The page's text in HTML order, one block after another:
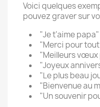
Voici quelques
pouvez graver sur
"Je t'aime papa"
"Merci pour
"Meilleurs vœux
"Joyeux
"Le plus beau
"Bienvenue au
"Un souvenir